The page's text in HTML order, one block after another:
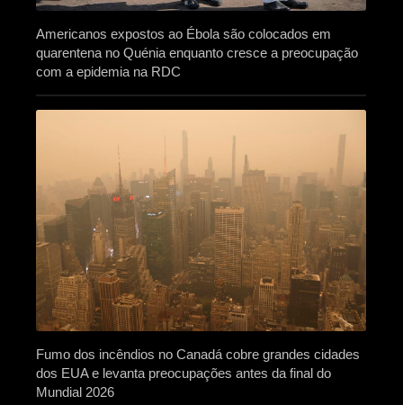
Americanos expostos ao Ébola são colocados em
quarentena no Quénia enquanto cresce a preocupação
com a epidemia na RDC
Fumo dos incêndios no Canadá cobre grandes cidades
dos EUA e levanta preocupações antes da final do
Mundial 2026